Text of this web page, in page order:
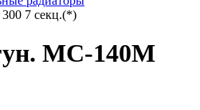
7 секц.(*)
МС-140М